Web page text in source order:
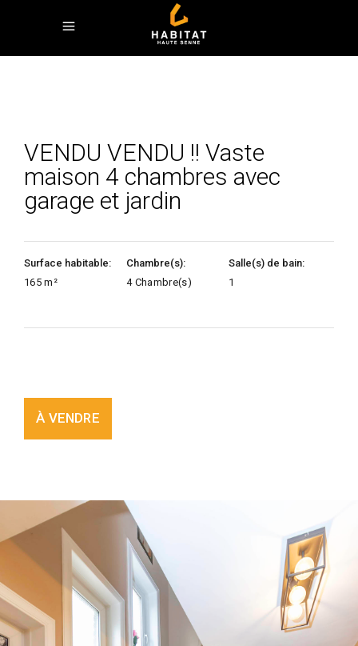
VENDU VENDU !! Vaste
maison 4 chambres avec
garage et jardin
Surface habitable:
165 m²
Chambre(s):
4 Chambre(s)
Salle(s) de bain:
1
À VENDRE